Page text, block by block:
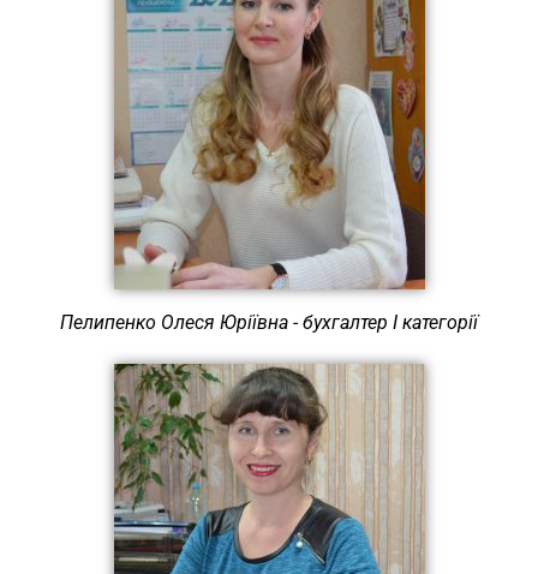
Пелипенко Олеся Юріївна - бухгалтер І категорії